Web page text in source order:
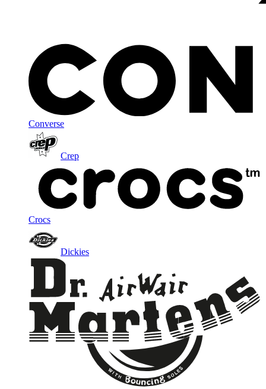
Converse
Crep
Crocs
Dickies